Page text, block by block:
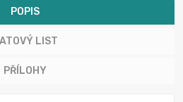
POPIS
LIST
PŘÍLOHY